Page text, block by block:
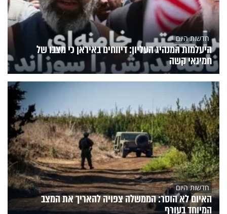
חדשות היום
היעלמות המנהיג העליון: דיווחים באיראן כי מצבו של
חמינאי קשה
חדשות היום
האיום לא הוסר: הממשלה צפויה להאריך את המצב
המיוחד בעורף